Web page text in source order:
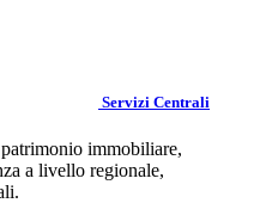
Servizi Centrali
immobiliare,
a livello regionale,